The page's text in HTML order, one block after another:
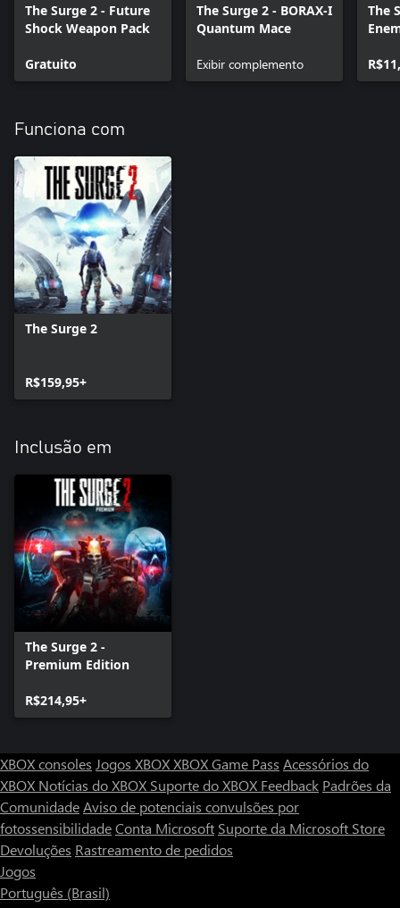
The Surge 2 - Future
Shock Weapon Pack
Gratuito
The Surge 2 - BORAX-I
Quantum Mace
Exibir complemento
The
Funciona com
The Surge 2
R$159,95+
Inclusão em
The Surge 2 -
Premium Edition
R$214,95+
XBOX consoles Jogos XBOXXBOX Game Pass Acessórios do
XBOX Notícias do XBOX Suporte do XBOX Feedback Padrões da
ComunidadeAviso de potenciais convulsões por
fotossensibilidadeConta Microsoft Suporte da Microsoft Store
Devoluções Rastreamento de pedidos
Jogos
Português (Brasil)